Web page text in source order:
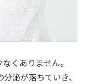
くありません。
泌が落ちていき、